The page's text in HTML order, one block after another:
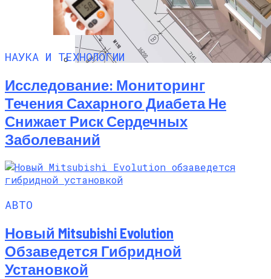
Технологи Машинного Обучения
Способствуют Улучшению Методов
Электростимуляции
Программы Планировки Квартир,
Которые Облегчат Ваш Ремонт
НАУКА И ТЕХНОЛОГИИ
Исследование: Мониторинг
Течения Сахарного Диабета Не
Снижает Риск Сердечных
Заболеваний
АВТО
Новый Mitsubishi Evolution
Обзаведется Гибридной
Установкой